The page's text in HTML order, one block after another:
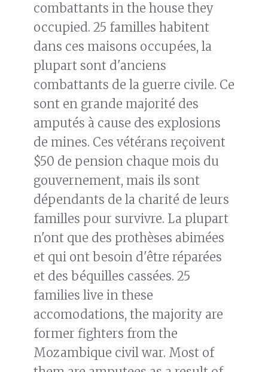
combattants in the house they
occupied. 25 familles habitent
dans ces maisons occupées, la
plupart sont d'anciens
combattants de la guerre civile. Ce
sont en grande majorité des
amputés à cause des explosions
de mines. Ces vétérans reçoivent
$50 de pension chaque mois du
gouvernement, mais ils sont
dépendants de la charité de leurs
familles pour survivre. La plupart
n'ont que des prothèses abimées
et qui ont besoin d'être réparées
et des béquilles cassées. 25
families live in these
accomodations, the majority are
former fighters from the
Mozambique civil war. Most of